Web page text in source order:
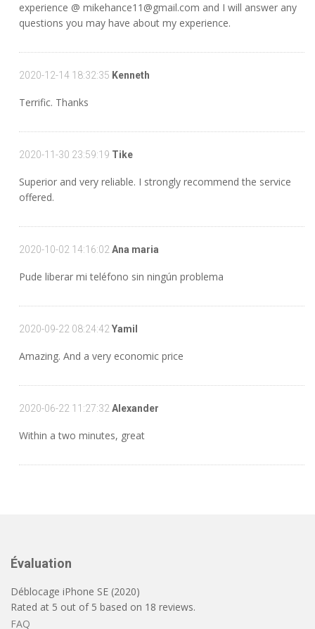
experience @ mikehance11@gmail.com and I will answer any
questions you may have about my experience.
2020-12-14 18:32:35 Kenneth
Terrific. Thanks
2020-11-30 23:59:19 Tike
Superior and very reliable. I strongly recommend the service
offered.
2020-10-02 14:16:02 Ana maria
Pude liberar mi teléfono sin ningún problema
2020-09-22 08:24:42 Yamil
Amazing. And a very economic price
2020-06-22 11:27:32 Alexander
Within a two minutes, great
Évaluation
Déblocage iPhone SE (2020)
Rated at 5 out of 5 based on 18 reviews.
FAQ